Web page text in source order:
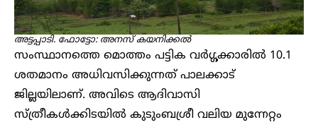
അട്ടപ്പാടി. ഫോട്ടോ: അനസ് കയനിക്കൽ
സംസ്ഥാനത്തെ മൊത്തം പട്ടിക വർഗ്ഗക്കാരിൽ 10.1
ശതമാനം അധിവസിക്കുന്നത് പാലക്കാട്
ജില്ലയിലാണ്. അവിടെ ആദിവാസി
സ്ത്രീകൾക്കിടയിൽ കുടുംബശ്രീ വലിയ മുന്നേറ്റം